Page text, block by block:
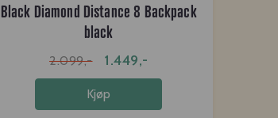
Black Diamond Distance 8 Backpack
black
2.099,- 1.449,-
Kjøp